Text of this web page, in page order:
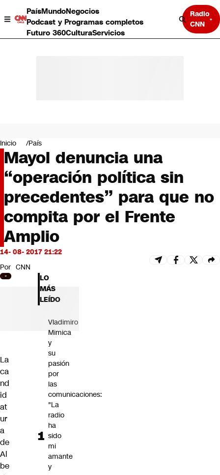
PaísMundoNegocios
Podcast y Programas completos
Futuro 360CulturaServicios
Radio
CNN
Negocios
Deportes
Programas completos
Cultura
Servicios
Bits
CNN tiempo
Futuro 360
Opinión
Inicio País
Mayol denuncia una
“operación política sin
precedentes” para que no
compita por el Frente
Amplio
14- 08- 2017 21:22
Por CNN
La
ca
nd
id
at
ur
a
de
Al
be
LO
MÁS
LEÍDO
Vladimiro
Mimica
y
su
pasión
por
las
comunicaciones:
"La
radio
ha
sido
mi
amante
y